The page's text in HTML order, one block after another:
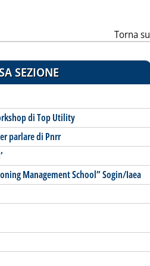
Torna su
SEZIONE
di Top Utility
parlare di Pnrr
Management School” Sogin/Iaea